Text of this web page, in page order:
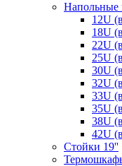
12U
18U
22U
25U
30U
32U
33U
35U
38U
42U
Стойки 19''